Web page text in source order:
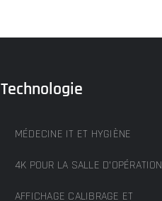
Technologie
MÉDECINE IT ET HYGIÈNE
4K POUR LA SALLE D’OPÉRATION
AFFICHAGE CALIBRAGE ET